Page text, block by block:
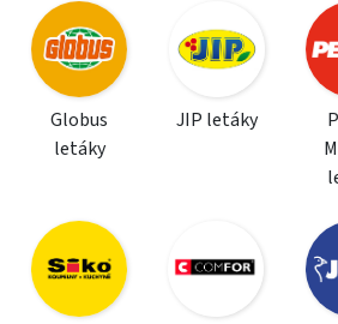
Globus
letáky
JIP letáky